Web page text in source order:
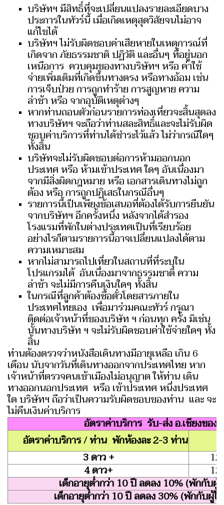
บริษัทฯ มีสิทธิ์ที่จะเปลี่ยนแปลงรายละเอียดบาง
ประการในทัวร์นี้ เมื่อเกิดเหตุสุดวิสัยจนไม่อาจ
แก้ไขได้
บริษัทฯ ไม่รับผิดชอบค่าเสียหายในเหตุการณ์ที่
เกิดจาก ภัยธรรมชาติ ปฏิวัติ และอื่นๆ ที่อยู่นอก
เหนือการ ควบคุมของทางบริษัทฯ หรือ ค่าใช้
จ่ายเพิ่มเติมที่เกิดขึ้นทางตรง หรือทางอ้อม เช่น
การเจ็บป่วย การถูกทำร้าย การสูญหาย ความ
ล่าช้า หรือ จากอุบัติเหตุต่างๆ
หากท่านถอนตัวก่อนรายการท่องเที่ยวจะสิ้นสุดลง
ทางบริษัทฯ จะถือว่าท่านสละสิทธิ์และจะไม่รับผิด
ชอบค่าบริการที่ท่านได้ชำระไว้แล้ว ไม่ว่ากรณีใดๆ
ทั้งสิ้น
บริษัทจะไม่รับผิดชอบต่อการห้ามออกนอก
ประเทศ หรือ ห้ามเข้าประเทศ ใดๆ อันเนื่องมา
จากมีสิ่งผิดกฎหมาย หรือ เอกสารเดินทางไม่ถูก
ต้อง หรือ การถูกปฏิเสธในกรณีอื่นๆ
รายการนี้เป็นเพียงข้อเสนอที่ต้องได้รับการยืนยัน
จากบริษัทฯ อีกครั้งหนึ่ง หลังจากได้สำรอง
โรงแรมที่พักในต่างประเทศเป็นที่เรียบร้อย
อย่างไรก็ตามรายการนี้อาจเปลี่ยนแปลงได้ตาม
ความเหมาะสม
หากไม่สามารถไปเที่ยวในสถานที่ที่ระบุใน
โปรแกรมได้ อันเนื่องมาจากธรรมชาติ ความ
ล่าช้า จะไม่มีการคืนเงินใดๆ ทั้งสิ้น
ในกรณีที่ลูกค้าต้องซื้อตั๋วโดยสารภายใน
ประเทศไทยเอง เพื่อมาร่วมคณะทัวร์ กรุณา
ติดต่อเจ้าหน้าที่ของบริษัท ฯ ก่อนทุก ครั้ง มิเช่น
นั้นทางบริษัท ฯ จะไม่รับผิดชอบค่าใช้จ่ายใดๆ ทั้ง
สิ้น
ท่านต้องตรวจว่าหนังสือเดินทางมีอายุเหลือ เกิน 6
เดือน นับจากวันที่เดินทางออกจากประเทศไทย หาก
เจ้าหน้าที่ตรวจคนเข้าเมืองไม่อนุญาต ให้ท่าน เดิน
ทางออกนอกประเทศ หรือ เข้าประเทศ หนึ่งประเทศ
ใด บริษัทฯ ถือว่าเป็นความรับผิดชอบของท่าน และ จะ
ไม่คืนเงินค่าบริการ
อัตราค่าบริการ รับ-ส่ง อ.เชียงของ
อัตราค่าบริการ / ท่าน พักห้องละ 2-3 ท่าน
3 ดาว +
4 ดาว+
เด็กอายุต่ำกว่า 10 ปี ลดลง 10% (พักกับผู้
เด็กอายุต่ำกว่า 10 ปี ลดลง 30% (พักกับผู้ใ